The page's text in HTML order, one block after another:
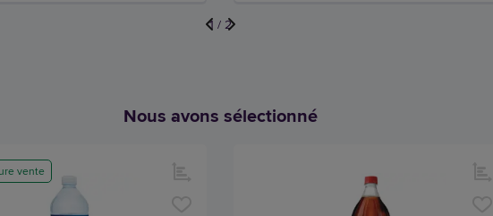
1 / 2
Nous avons sélectionné
vente